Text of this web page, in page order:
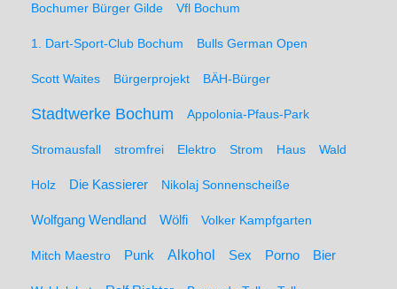
Bochumer Bürger Gilde Vfl Bochum
1. Dart-Sport-Club Bochum Bulls German Open
Scott Waites Bürgerprojekt BÄH-Bürger
Stadtwerke Bochum Appolonia-Pfaus-Park
Stromausfall stromfrei Elektro Strom Haus Wald
Holz Die Kassierer Nikolaj Sonnenscheiße
Wolfgang Wendland Wölfi Volker Kampfgarten
Mitch Maestro Punk Alkohol Sex Porno Bier